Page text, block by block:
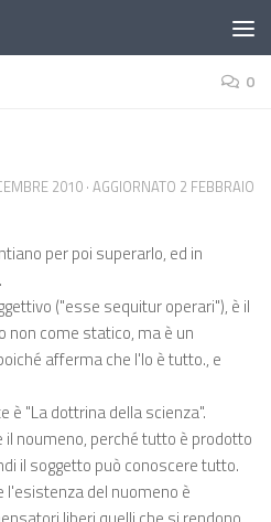
0
2010 · AGGIORNATO 2 FEBBRAIO
per poi superarlo, ed in
("esse sequitur operari"), è il
non come statico, ma è un
afferma che l'Io è tutto., e
è "La dottrina della scienza".
noumeno, perché tutto è prodotto
il soggetto può conoscere tutto.
l'esistenza del nuomeno è